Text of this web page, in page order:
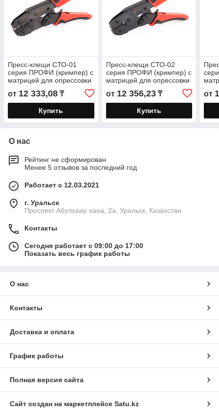
Пресс-клещи СТО-01
серия ПРОФИ (кримпер) с
матрицей для опрессовки
изолированных и
неизолированных
от 12 333,08 ₸
Купить
Пресс-клещи СТО-02
серия ПРОФИ (кримпер) с
матрицей для опрессовки
изолированных и
неизолированных
от 12 356,23₸
Купить
от
О нас
Рейтинг не сформирован
Менее 5 отзывов за последний год
Работает с 12.03.2021
г. Уральск
Проспект Абулхаир хана, 2а, Уральск, Казахстан
Контакты
Сегодня работает с 09:00 до 17:00
Показать весь график работы
О нас
Контакты
Доставка и оплата
График работы
Полная версия сайта
Сайт создан на маркетплейсе Satu.kz